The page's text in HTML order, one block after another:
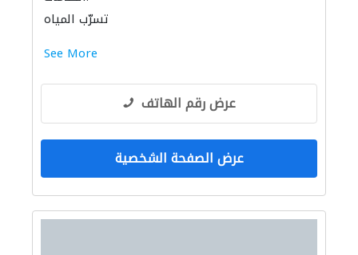
تسرّب المياه
See More
عرض رقم الهاتف
عرض الصفحة الشخصية